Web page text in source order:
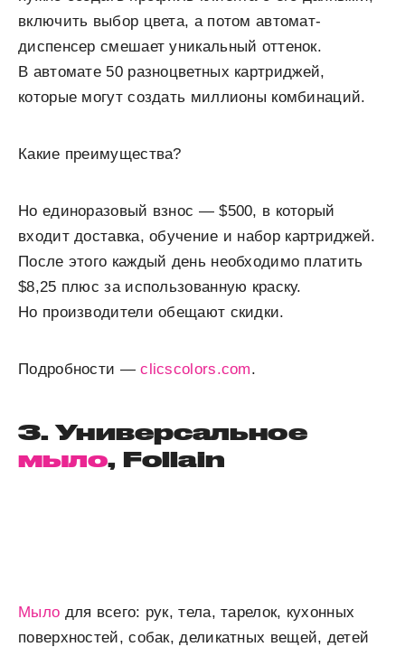
включить выбор цвета, а потом автомат-
диспенсер смешает уникальный оттенок.
В автомате 50 разноцветных картриджей,
которые могут создать миллионы комбинаций.
Какие преимущества?
Но единоразовый взнос — $500, в который
входит доставка, обучение и набор картриджей.
После этого каждый день необходимо платить
$8,25 плюс за использованную краску.
Но производители обещают скидки.
Подробности —clicscolors.com.
3. Универсальное
мыло, Follain
Мыло для всего: рук, тела, тарелок, кухонных
поверхностей, собак, деликатных вещей, детей